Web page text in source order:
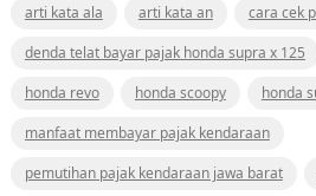
arti kata ala
arti kata an
cara cek
denda telat bayar pajak honda supra x 125
honda revo
honda scoopy honda
manfaat membayar pajak kendaraan
pemutihan pajak kendaraan jawa barat